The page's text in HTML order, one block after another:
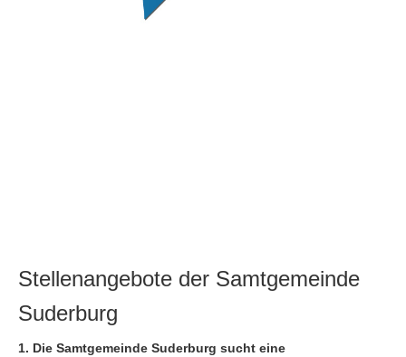
Stellenangebote der Samtgemeinde
Suderburg
1. Die Samtgemeinde Suderburg sucht eine